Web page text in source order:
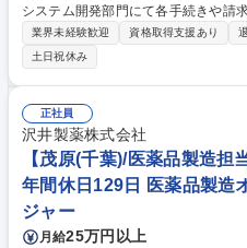
システム開発部門にて各手続きや請
タッフ数名の取りまとめ、事務業務
標準化・効率化・改善の企画の推進
【業務内容】■稟議申請/電子申請な
支払い業務 ■時間給事務スタッフ数
り振り/優先順位整理 ■新人・入社者
直し/整理 ■マニュアル作成/更新 募集職種 【業務DX担当/運営サポート】
在宅勤務可/フルフレックス/福利厚
業界未経験歓迎 資格取得支援あり
土日祝休み
正社員
沢井製薬株式会社
【茂原(千葉)/医薬品製造
年間休日129日 医薬品製造
ジャー
月給25万円以上